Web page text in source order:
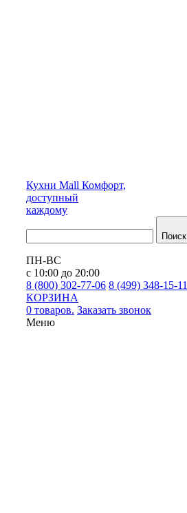
Кухни Mall Комфорт,
доступный
каждому
Поиск
ПН-ВС
с 10:00 до 20:00
8 (800) 302-77-06 8 (499) 348-15-11
КОРЗИНА
0 товаров. Заказать звонок
Меню